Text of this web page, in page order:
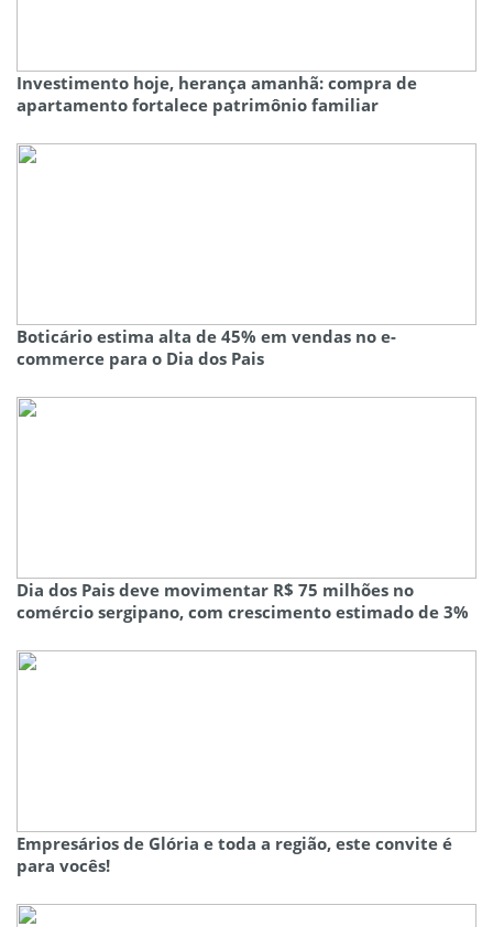
Investimento hoje, herança amanhã: compra de
apartamento fortalece patrimônio familiar
Boticário estima alta de 45% em vendas no e-
commerce para o Dia dos Pais
Dia dos Pais deve movimentar R$ 75 milhões no
comércio sergipano, com crescimento estimado de 3%
Empresários de Glória e toda a região, este convite é
para vocês!